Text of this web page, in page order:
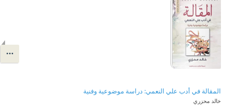
المقالة في أدب علي النعمي: دراسة موضوعية وفنية
خالد محزري